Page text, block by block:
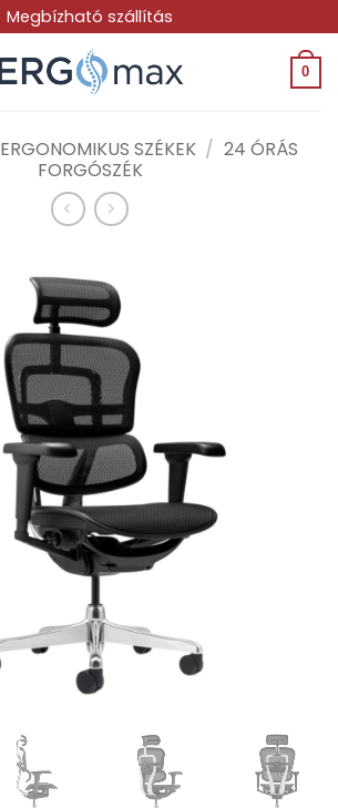
Megbízható szállítás
0
ERGONOMIKUS SZÉKEK / 24 ÓRÁS
FORGÓSZÉK